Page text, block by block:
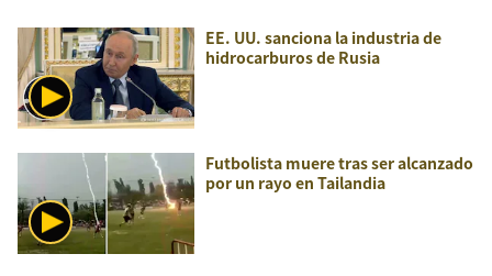
EE. UU. sanciona la industria de
hidrocarburos de Rusia
Futbolista muere tras ser alcanzado
por un rayo en Tailandia